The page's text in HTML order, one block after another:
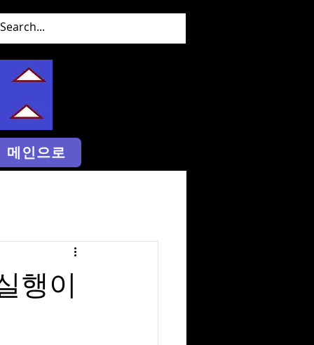
메인으로
행이